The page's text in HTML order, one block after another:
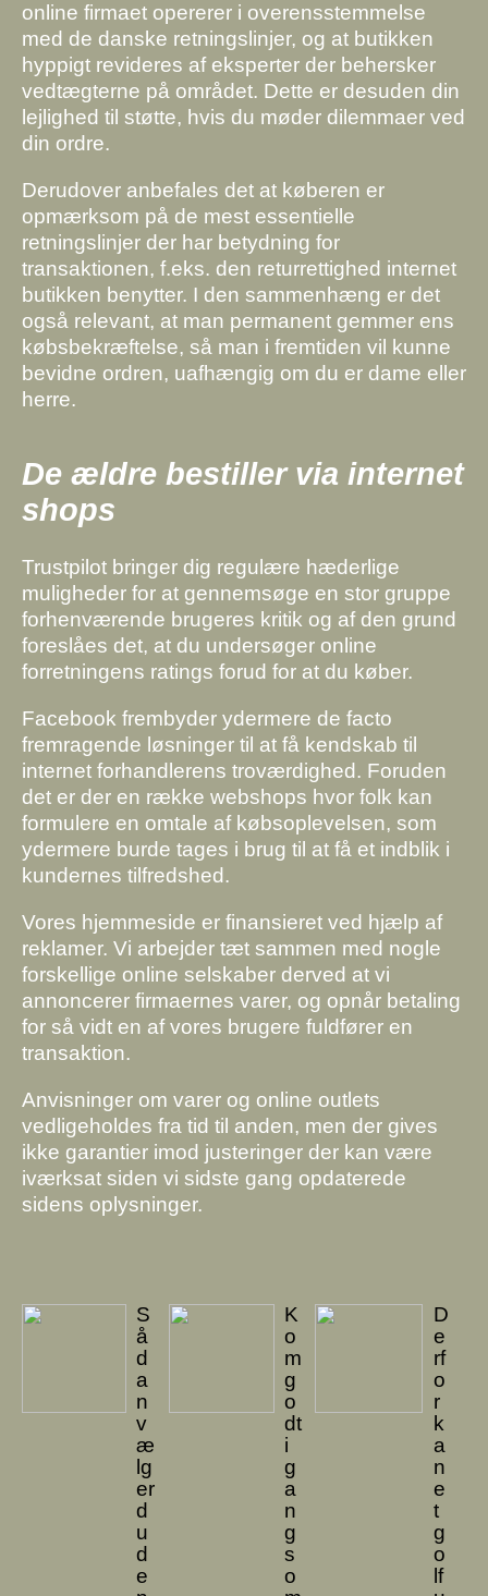
online firmaet opererer i overensstemmelse
med de danske retningslinjer, og at butikken
hyppigt revideres af eksperter der behersker
vedtægterne på området. Dette er desuden din
lejlighed til støtte, hvis du møder dilemmaer ved
din ordre.
Derudover anbefales det at køberen er
opmærksom på de mest essentielle
retningslinjer der har betydning for
transaktionen, f.eks. den returrettighed internet
butikken benytter. I den sammenhæng er det
også relevant, at man permanent gemmer ens
købsbekræftelse, så man i fremtiden vil kunne
bevidne ordren, uafhængig om du er dame eller
herre.
De ældre bestiller via internet
shops
Trustpilot bringer dig regulære hæderlige
muligheder for at gennemsøge en stor gruppe
forhenværende brugeres kritik og af den grund
foreslåes det, at du undersøger online
forretningens ratings forud for at du køber.
Facebook frembyder ydermere de facto
fremragende løsninger til at få kendskab til
internet forhandlerens troværdighed. Foruden
det er der en række webshops hvor folk kan
formulere en omtale af købsoplevelsen, som
ydermere burde tages i brug til at få et indblik i
kundernes tilfredshed.
Vores hjemmeside er finansieret ved hjælp af
reklamer. Vi arbejder tæt sammen med nogle
forskellige online selskaber derved at vi
annoncerer firmaernes varer, og opnår betaling
for så vidt en af vores brugere fuldfører en
transaktion.
Anvisninger om varer og online outlets
vedligeholdes fra tid til anden, men der gives
ikke garantier imod justeringer der kan være
iværksat siden vi sidste gang opdaterede
sidens oplysninger.
S
å
d
a
n
v
æ
lg
er
d
u
d
e
K
o
m
g
o
dt
i
g
a
n
g
s
o
D
e
rf
o
r
k
a
n
e
t
g
o
lf